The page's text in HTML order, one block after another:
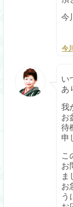
今
今
い
あ
我
お
待
申
こ
お
ま
お
う